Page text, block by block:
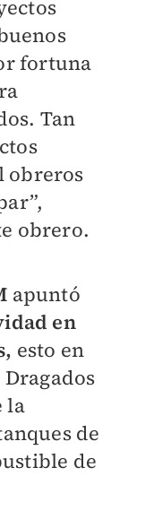
fortuna
Tan
obreros
obrero.
apuntó
en
esto en
la
de
de